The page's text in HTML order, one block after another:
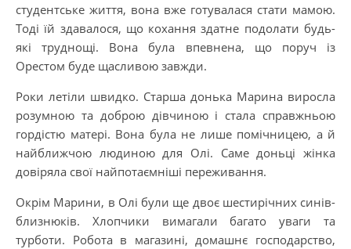
студентське життя, вона вже готувалася стати мамою.
Тоді їй здавалося, що кохання здатне подолати будь-
які труднощі. Вона була впевнена, що поруч із
Орестом буде щасливою завжди.
Роки летіли швидко. Старша донька Марина виросла
розумною та доброю дівчиною і стала справжньою
гордістю матері. Вона була не лише помічницею, а й
найближчою людиною для Олі. Саме доньці жінка
довіряла свої найпотаємніші переживання.
Окрім Марини, в Олі були ще двоє шестирічних синів-
близнюків. Хлопчики вимагали багато уваги та
турботи. Робота в магазині, домашнє господарство,